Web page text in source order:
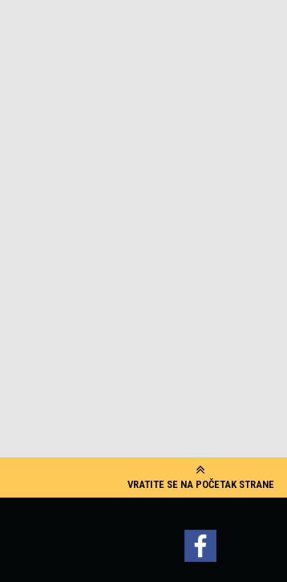
VRATITE SE NA POČETAK STRANE